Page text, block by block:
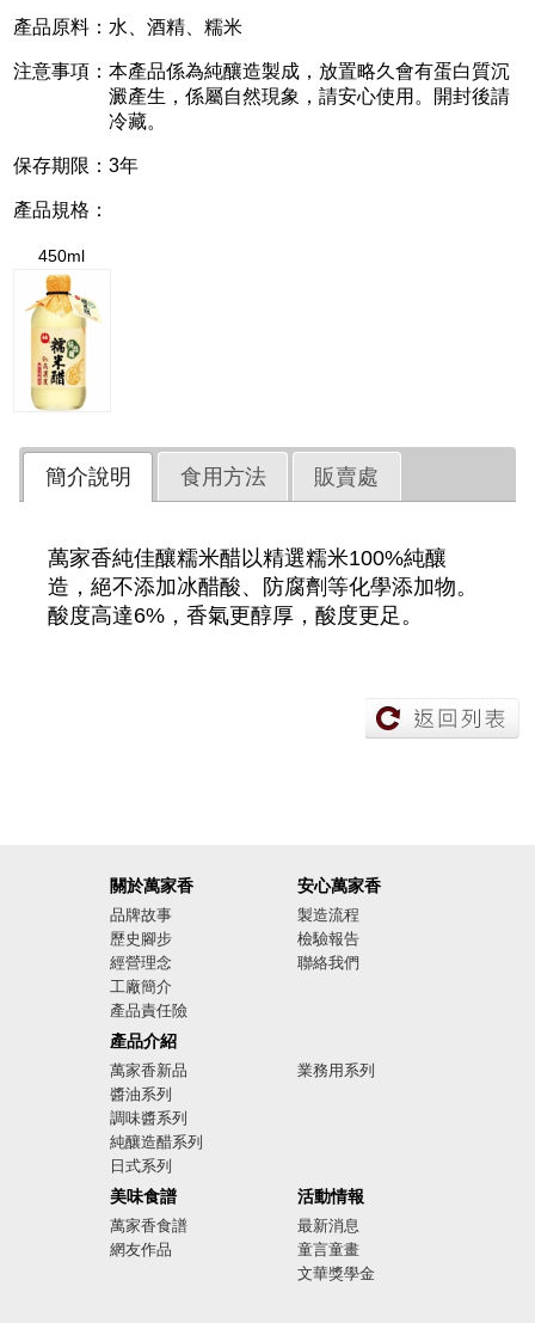
產品原料：水、酒精、糯米
注意事項：本產品係為純釀造製成，放置略久會有蛋白質沉
澱產生，係屬自然現象，請安心使用。開封後請
冷藏。
保存期限：3年
產品規格：
450ml
簡介說明 食用方法 販賣處
萬家香純佳釀糯米醋以精選糯米100%純釀
造，絕不添加冰醋酸、防腐劑等化學添加物。
酸度高達6%，香氣更醇厚，酸度更足。
關於萬家香
品牌故事
歷史腳步
經營理念
工廠簡介
產品責任險
廣告影音
產品介紹
萬家香新品
醬油系列
調味醬系列
純釀造醋系列
日式系列
業務用系列
美味食譜
萬家香食譜
網友作品
安心萬家香
製造流程
檢驗報告
聯絡我們
活動情報
最新消息
童言童畫
文華獎學金